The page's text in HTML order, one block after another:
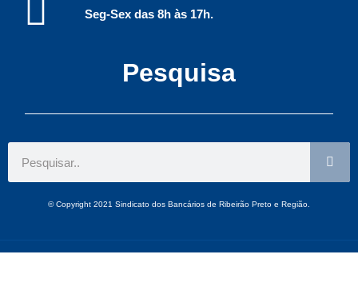
Seg-Sex das 8h às 17h.
Pesquisa
© Copyright 2021 Sindicato dos Bancários de Ribeirão Preto e Região.